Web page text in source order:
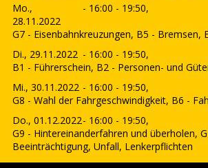
Mo.,
28.11.2022
- 16:00 - 19:50,
G7 - Eisenbahnkreuzungen, B5 - Bremsen,
Di., 29.11.2022 - 16:00 - 19:50,
B1 - Führerschein, B2 - Personen- und
Mi., 30.11.2022 - 16:00 - 19:50,
G8 - Wahl der Fahrgeschwindigkeit, B6 -
Do., 01.12.2022- 16:00 - 19:50,
G9 - Hintereinanderfahren und überholen,
Beeinträchtigung, Unfall, Lenkerpflichten